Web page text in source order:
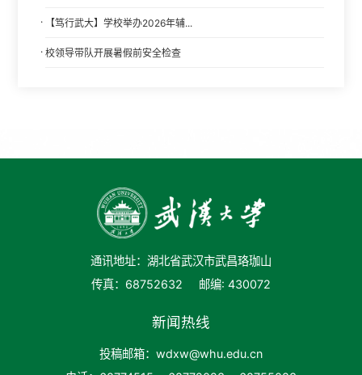
· 【笃行武大】学校举办2026年辅...
· 校领导带队开展暑假前安全检查
通讯地址：湖北省武汉市武昌珞珈山
传真：68752632
邮编: 430072
新闻热线
投稿邮箱：wdxw@whu.edu.cn